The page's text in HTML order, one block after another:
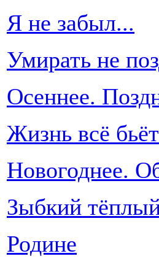
Я не забыл...
Умирать не
Осеннее.
Жизнь всё
Новогоднее.
Зыбкий
Родине